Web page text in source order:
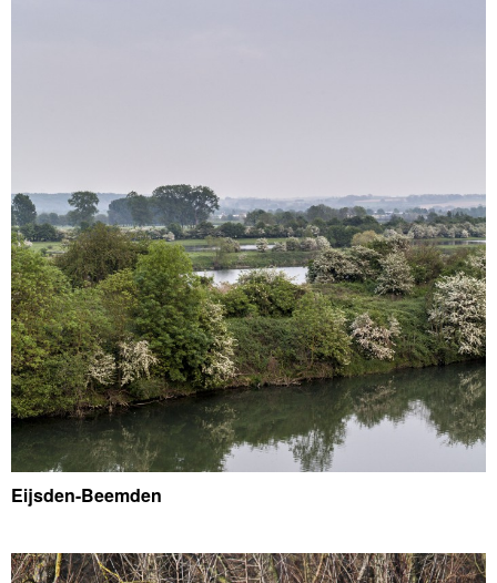
Eijsden-Beemden